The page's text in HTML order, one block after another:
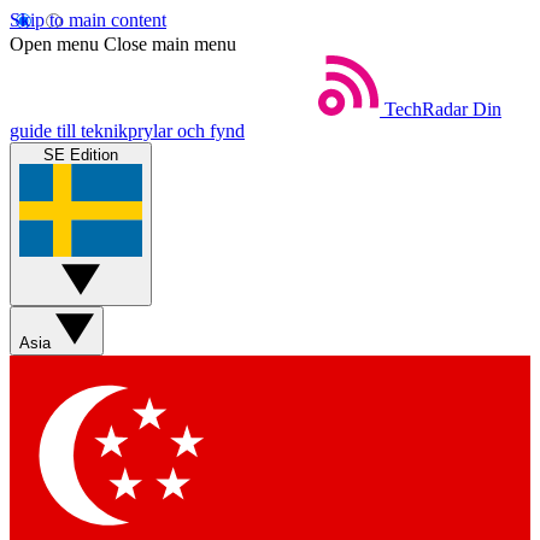
Skip to main content
Open menu Close main menu
TechRadar Din
guide till teknikprylar och fynd
SE Edition
Asia